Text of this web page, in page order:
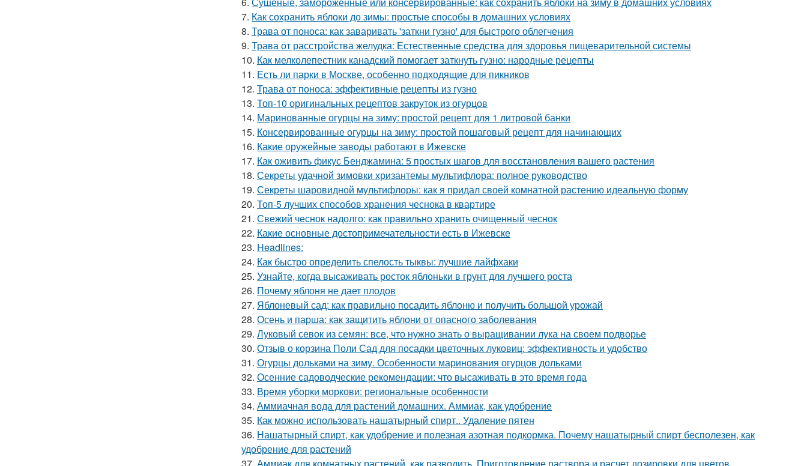
7. Как сохранить яблоки до зимы: простые способы в домашних условиях
8. Трава от поноса: как заваривать 'заткни гузно' для быстрого облегчения
9. Трава от расстройства желудка: Естественные средства для здоровья пищеварительной системы
10. Как мелколепестник канадский помогает заткнуть гузно: народные рецепты
11. Есть ли парки в Москве, особенно подходящие для пикников
12. Трава от поноса: эффективные рецепты из гузно
13. Топ-10 оригинальных рецептов закруток из огурцов
14. Маринованные огурцы на зиму: простой рецепт для 1 литровой банки
15. Консервированные огурцы на зиму: простой пошаговый рецепт для начинающих
16. Какие оружейные заводы работают в Ижевске
17. Как оживить фикус Бенджамина: 5 простых шагов для восстановления вашего растения
18. Секреты удачной зимовки хризантемы мультифлора: полное руководство
19. Секреты шаровидной мультифлоры: как я придал своей комнатной растению идеальную форму
20. Топ-5 лучших способов хранения чеснока в квартире
21. Свежий чеснок надолго: как правильно хранить очищенный чеснок
22. Какие основные достопримечательности есть в Ижевске
23. Headlines:
24. Как быстро определить спелость тыквы: лучшие лайфхаки
25. Узнайте, когда высаживать росток яблоньки в грунт для лучшего роста
26. Почему яблоня не дает плодов
27. Яблоневый сад: как правильно посадить яблоню и получить большой урожай
28. Осень и парша: как защитить яблони от опасного заболевания
29. Луковый севок из семян: все, что нужно знать о выращивании лука на своем подворье
30. Отзыв о корзина Поли Сад для посадки цветочных луковиц: эффективность и удобство
31. Огурцы дольками на зиму. Особенности маринования огурцов дольками
32. Осенние садоводческие рекомендации: что высаживать в это время года
33. Время уборки моркови: региональные особенности
34. Аммиачная вода для растений домашних. Аммиак, как удобрение
35. Как можно использовать нашатырный спирт.. Удаление пятен
36. Нашатырный спирт, как удобрение и полезная азотная подкормка. Почему нашатырный спирт бесполезен, как
удобрение для растений